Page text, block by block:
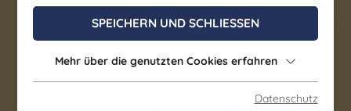
56. Merseburger Orgeltage I
Ungarische Musiknacht Teil
1 – „Laudes Organi – Lob
der Orgel“, Ungarische
SPEICHERN UND SCHLIESSEN
Mehr über die genutzten Cookies erfahren
Datenschutz